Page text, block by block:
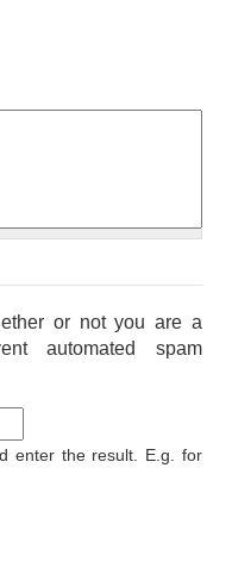
or not you are a
automated spam
enter the result. E.g. for